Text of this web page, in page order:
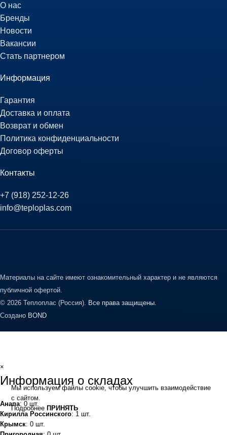
О нас
Бренды
Новости
Вакансии
Стать партнером
Информация
Гарантия
Доставка и оплата
Возврат и обмен
Политика конфиденциальности
Договор оферты
Контакты
+7 (918) 252-12-26
info@teploplas.com
Материалы на сайте имеют ознакомительный характер и не являются
публичной офертой.
© 2026 Теплоплас (Россия). Все права защищены.
Создано BOND
Мы используем файлы cookie, чтобы улучшить взаимодействие
с сайтом.
Подробнее ПРИНЯТЬ
×
Информация о складах
Анапа: 0 шт.
Кирилла Россинского: 1 шт.
Крымск: 0 шт.